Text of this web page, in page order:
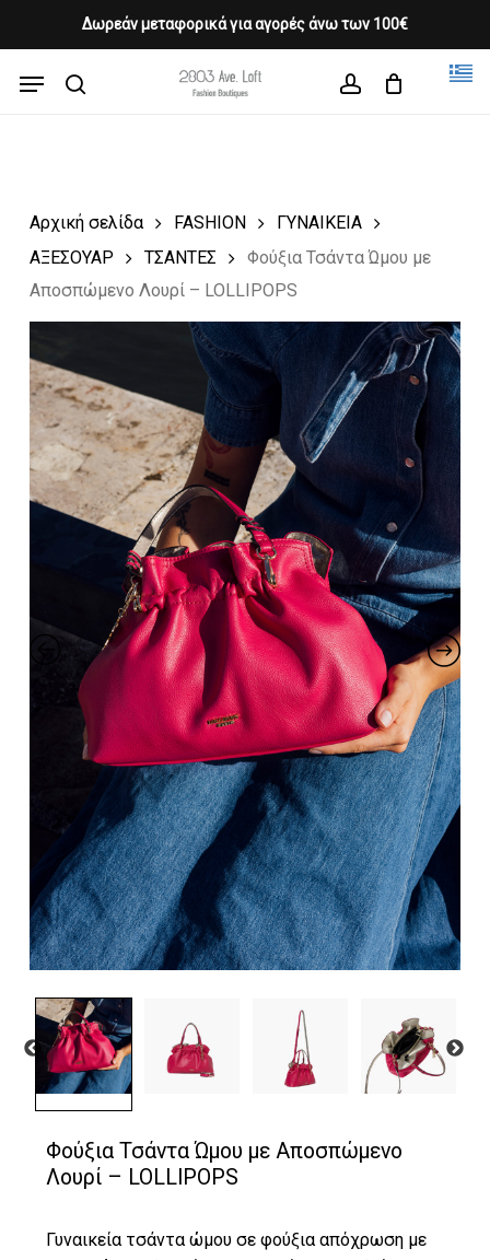
Δωρεάν μεταφορικά για αγορές άνω των 100€
content
Menu
Cart CLOSE
CART
Αρχική σελίδα FASHION
ΓΥΝΑΙΚΕΙΑ
ΑΞΕΣΟΥΑΡ
ΤΣΑΝΤΕΣ
Φούξια Τσάντα Ώμου με
Αποσπώμενο Λουρί – LOLLIPOPS
Φούξια Τσάντα Ώμου με Αποσπώμενο
Λουρί – LOLLIPOPS
Γυναικεία τσάντα ώμου σε φούξια απόχρωση με
Close